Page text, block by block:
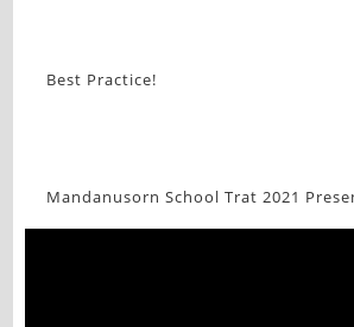
Best Practice!
Mandanusorn School Trat 2021